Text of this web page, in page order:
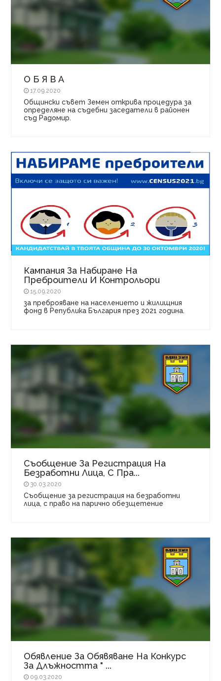
О Б Я В А
17.09.2020
Общински съвет Земен открива процедура за
определяне на съдебни заседатели в районен
съд Радомир.
Кампания За Набиране На
Преброители И Контрольори
15.09.2020
за преброяване на населението и жилищния
фонд в Република България през 2021 година.
Съобщение За Регистрация На
Безработни Лица, С Пра...
30.03.2020
Съобщение за регистрация на безработни
лица, с право на парично обезщетение
Обявление За Обявяване На Конкурс
За Длъжността " ...
09.03.2020